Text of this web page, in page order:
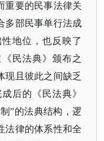
重要的民事法律关
多部民事单行法成
地位，也反映了
民法典》颁布之
现且彼此之间缺乏
后的《民法典》
”的法典结构，逻
法律的体系性和全